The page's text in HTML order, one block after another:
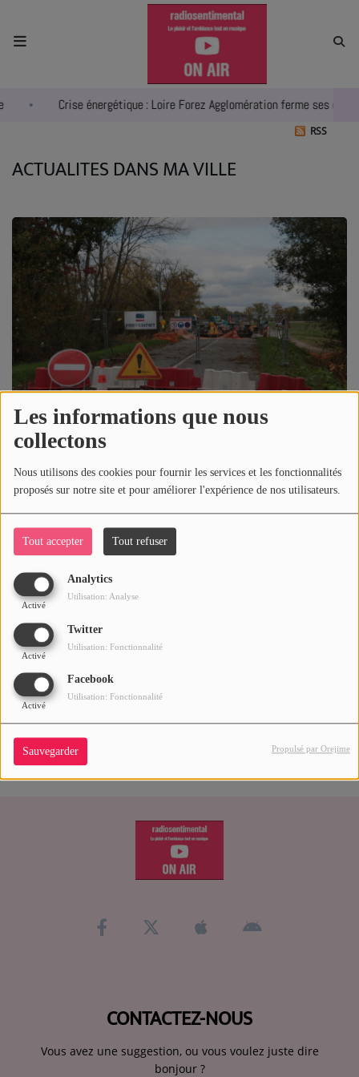
Les informations que nous
collectons
Nous utilisons des cookies pour fournir les services et les fonctionnalités
proposés sur notre site et pour améliorer l'expérience de nos utilisateurs.
Tout accepter Tout refuser
Analytics
Activé
Utilisation: Analyse
Twitter
Activé
Utilisation: Fonctionnalité
Facebook
Activé
Utilisation: Fonctionnalité
Sauvegarder Propulsé par Orejime
Crise énergétique : Loire Forez Agglomération ferme ses deux
ACTUALITÉS
AGENDA
EMISSIONS
EQUIPES
INFO CONCERT
SPORT
PUBLICITÉS
CINÉMA
Se connecter
RSS
ACTUALITES DANS MA VILLE
2023
Crise énergétique : Loire Forez
Agglomération ferme ses deux piscines
très tendue
CONTACTEZ-NOUS
Vous avez une suggestion, ou vous voulez juste dire
bonjour ?